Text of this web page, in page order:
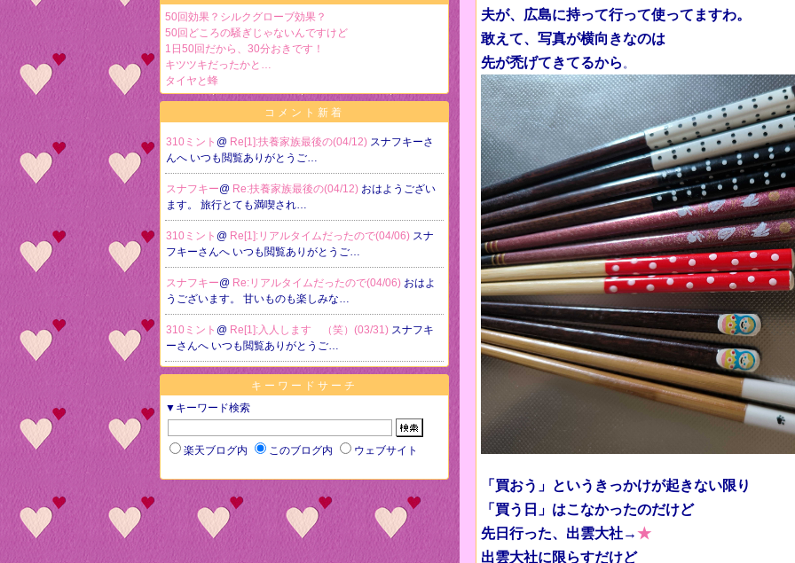
50回効果？シルクグローブ効果？
50回どころの騒ぎじゃないんですけど
1日50回だから、30分おきです！
キツツキだったかと…
タイヤと蜂
コメント新着
310ミント @ Re[1]:扶養家族最後の(04/12) スナフキーさ
んへ いつも閲覧ありがとうご…
スナフキー@ Re:扶養家族最後の(04/12) おはようござい
ます。 旅行とても満喫され…
310ミント @ Re[1]:リアルタイムだったので(04/06) スナ
フキーさんへ いつも閲覧ありがとうご…
スナフキー@ Re:リアルタイムだったので(04/06) おはよ
うございます。 甘いものも楽しみな…
310ミント @ Re[1]:入人します （笑）(03/31) スナフキ
ーさんへ いつも閲覧ありがとうご…
キーワードサーチ
▼キーワード検索
楽天ブログ内 このブログ内 ウェブサイト
夫が、広島に持って行って使ってますわ。
敢えて、写真が横向きなのは
先が禿げてきてるから 。
「買おう」というきっかけが起きない限り
「買う日」はこなかったのだけど
先日行った、出雲大社→★
出雲大社に限らすだけど